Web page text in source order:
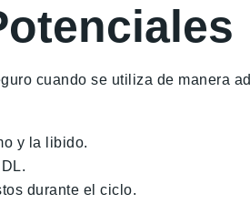
cuando se utiliza de manera
y la libido.
durante el ciclo.